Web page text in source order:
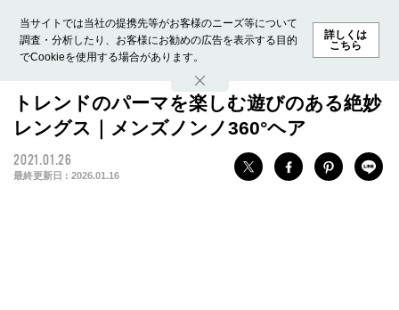
当サイトでは当社の提携先等がお客様のニーズ等について
調査・分析したり、お客様にお勧めの広告を表示する目的
でCookieを使用する場合があります。
詳しくは
こちら
ホーム モデル募集 ランキング ファッション ビューテ
トレンドのパーマを楽しむ遊びのある絶妙
レングス｜メンズノンノ360°ヘア
2021.01.26
最終更新日 : 2026.01.16